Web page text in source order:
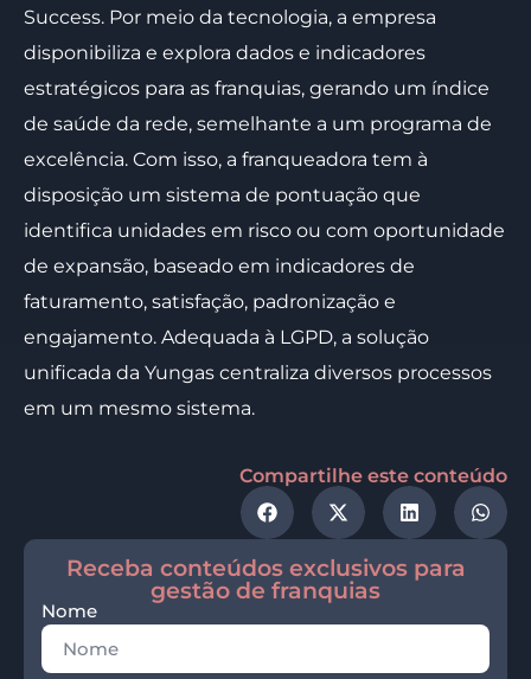
Success. Por meio da tecnologia, a empresa
disponibiliza e explora dados e indicadores
estratégicos para as franquias, gerando um índice
de saúde da rede, semelhante a um programa de
excelência. Com isso, a franqueadora tem à
disposição um sistema de pontuação que
identifica unidades em risco ou com oportunidade
de expansão, baseado em indicadores de
faturamento, satisfação, padronização e
engajamento. Adequada à LGPD, a solução
unificada da Yungas centraliza diversos processos
em um mesmo sistema.
Compartilhe este conteúdo
Receba conteúdos exclusivos para
gestão de franquias
Nome